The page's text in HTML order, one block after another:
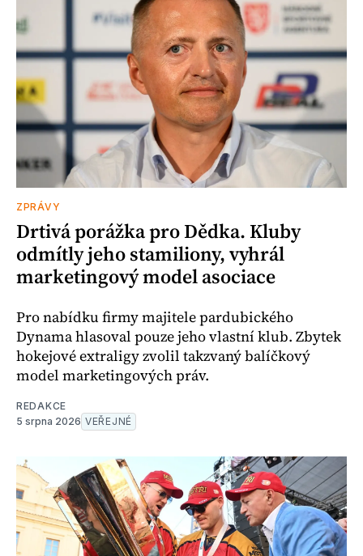
ZPRÁVY
Drtivá porážka pro Dědka. Kluby
odmítly jeho stamiliony, vyhrál
marketingový model asociace
Pro nabídku firmy majitele pardubického
Dynama hlasoval pouze jeho vlastní klub. Zbytek
hokejové extraligy zvolil takzvaný balíčkový
model marketingových práv.
REDAKCE
5 srpna 2026 VEŘEJNÉ